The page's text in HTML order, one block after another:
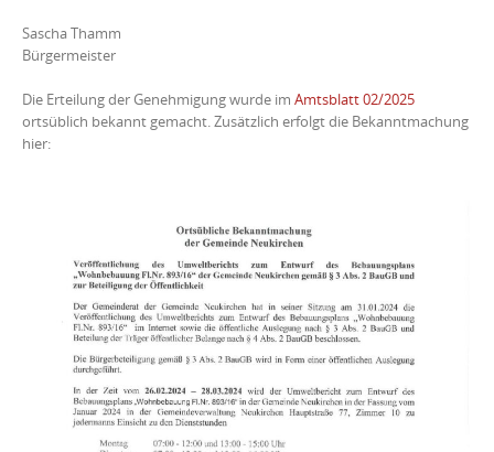
Sascha Thamm
Bürgermeister
Die Erteilung der Genehmigung wurde im Amtsblatt 02/2025
ortsüblich bekannt gemacht. Zusätzlich erfolgt die Bekanntmachung
hier: